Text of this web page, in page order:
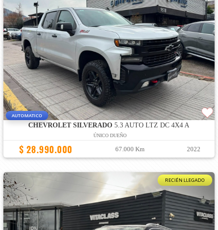
AUTOMATICO
CHEVROLET SILVERADO 5.3 AUTO LTZ DC 4X4 A
ÚNICO DUEÑO
$ 28.990.000 67.000 Km 2022
RECIÉN LLEGADO